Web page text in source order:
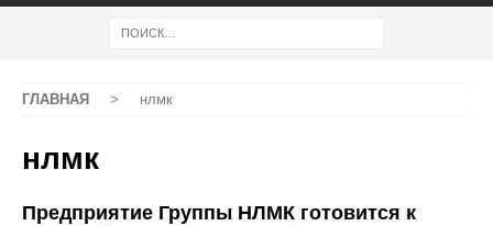
ГЛАВНАЯ > нлмк
нлмк
Предприятие Группы НЛМК готовится к